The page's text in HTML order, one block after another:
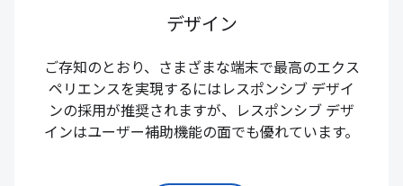
デザイン
ご存知のとおり、さまざまな端末で最高のエクス
ペリエンスを実現するにはレスポンシブ デザイ
ンの採用が推奨されますが、レスポンシブ デザ
インはユーザー補助機能の面でも優れています。